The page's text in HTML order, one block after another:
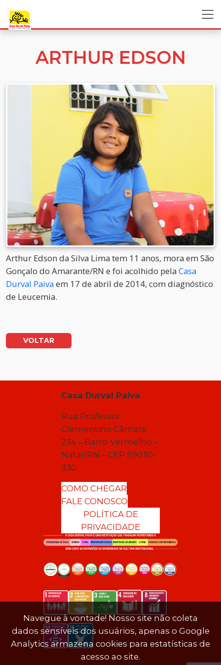
ARTHUR EDSON
Arthur Edson da Silva Lima tem 11 anos, mora em São
Gonçalo do Amarante/RN e foi acolhido pela Casa
Durval Paivaem 17 de abril de 2014, com diagnóstico
de Leucemia.
VOLTAR
Casa Durval Paiva
Rua Professor
Clementino Câmara,
234 – Barro Vermelho –
Natal/RN – CEP 59030-
330
COMO CHEGAR
FALE CONOSCO
POLÍTICA DE
PRIVACIDADE
Navegue à vontade! Nosso site não coleta
dados sensíveis dos usuários, apenas o Google
Analytics armazena cookies para estatísticas de
acesso ao site.